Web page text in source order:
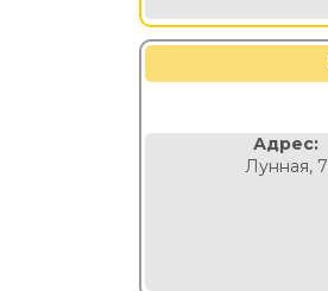
Адрес:
Лунная, 7